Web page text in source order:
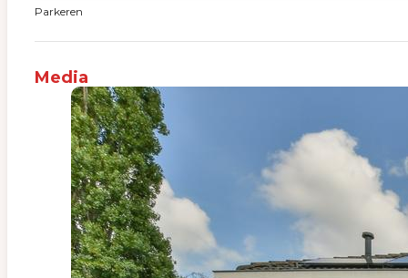
Parkeren
Media